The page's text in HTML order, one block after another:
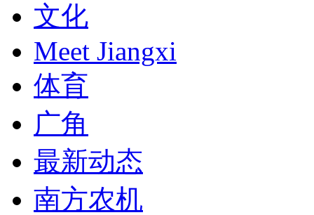
文化
Meet Jiangxi
体育
广角
最新动态
南方农机